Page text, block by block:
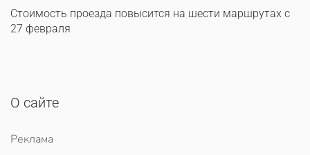
Стоимость проезда повысится на шести маршрутах с
27 февраля
О сайте
Реклама